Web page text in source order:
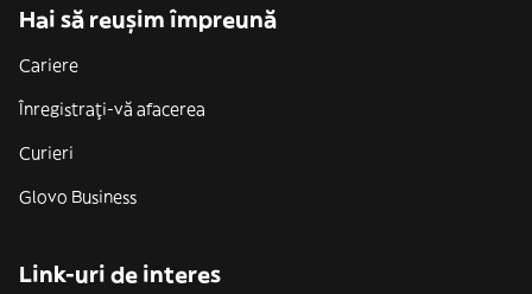
Hai să reușim împreună
Cariere
Înregistrați-vă afacerea
Curieri
Glovo Business
Link-uri de interes